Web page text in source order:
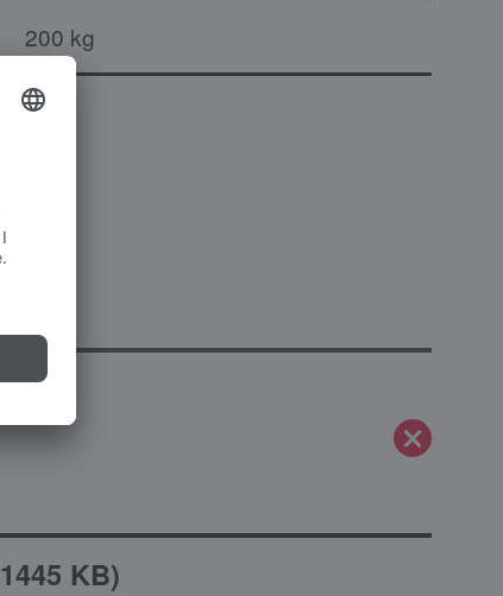
200 kg
1445 KB)